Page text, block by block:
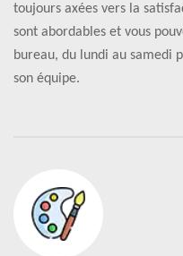
toujours axées vers la
sont abordables et vous
bureau, du lundi au samedi
son équipe.